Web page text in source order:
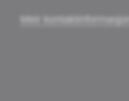
Meir kontaktinformasjon